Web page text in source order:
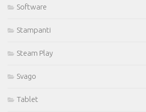
Software
Stampanti
Steam Play
Svago
Tablet